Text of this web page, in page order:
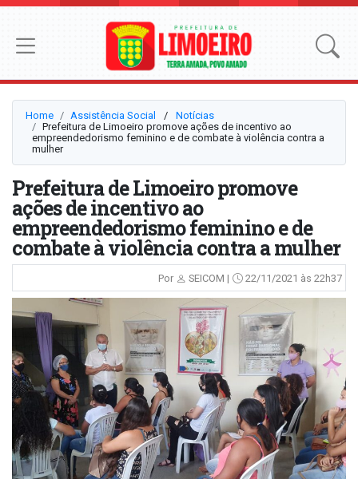
Home Assistência Social ⠀/⠀ Notícias
Prefeitura de Limoeiro promove ações de incentivo ao
empreendedorismo feminino e de combate à violência contra a
mulher
Prefeitura de Limoeiro promove
ações de incentivo ao
empreendedorismo feminino e de
combate à violência contra a mulher
Por SEICOM | 22/11/2021 às 22h37